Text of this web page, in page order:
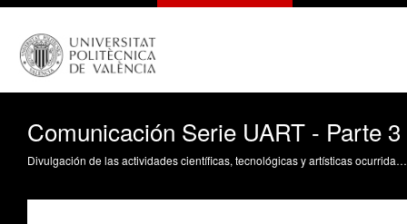
Comunicación Serie UART - Parte 3
Divulgación de las actividades científicas, tecnológicas y artísticas ocurridas en los tres campus de la UPV